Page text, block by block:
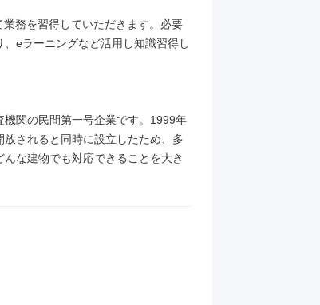
務を習得していただきます。必要
eラーニングなど活用し知識習得し
関の民間第一号企業です。1999年
されると同時に設立したため、多
な建物でも対応できることを大き